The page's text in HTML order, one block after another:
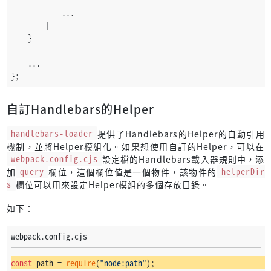
            ...
        ]
    }
    ...
};
自訂Handlebars的Helper
handlebars-loader 提供了Handlebars的Helper的自動引用
機制，並將Helper模組化。如果想使用自訂的Helper，可以在
webpack.config.cjs 設定檔的Handlebars載入器規則中，添
加 query 欄位，這個欄位值是一個物件，該物件的 helperDir
s 欄位可以用來設定Helper模組的多個存放目錄。
如下：
webpack.config.cjs
const path = require("node:path");